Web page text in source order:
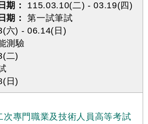
期：
115.03.10(二) - 03.19(四)
期：
第一試筆試
六) - 06.14(日)
測驗
二)
日)
次專門職業及技術人員高等考試